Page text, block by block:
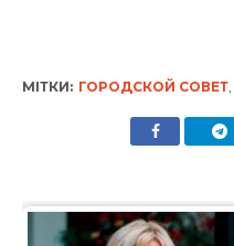
МІТКИ: ГОРОДСКОЙ СОВЕТ,